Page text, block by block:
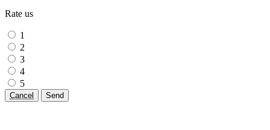
Rate us
1
2
3
4
5
Cancel Send